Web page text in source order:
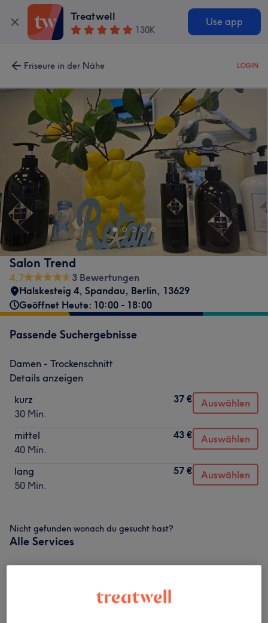
Treatwell
130K
Use app
Friseure in der Nähe LOGIN
Salon Trend
4,7
3 Bewertungen
Halskesteig 4, Spandau, Berlin, 13629
Geöffnet Heute: 10:00 - 18:00
Passende Suchergebnisse
Damen - Trockenschnitt
Details anzeigen
kurz
30 Min.
37 € Auswählen
mittel
40 Min.
43 € Auswählen
lang
50 Min.
57 € Auswählen
Nicht gefunden wonach du gesucht hast?
Alle Services